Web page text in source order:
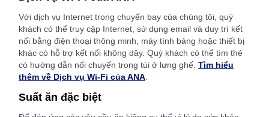
Với dịch vụ Internet trong chuyến bay của chúng tôi, quý
khách có thể truy cập Internet, sử dụng email và duy trì kết
nối bằng điện thoại thông minh, máy tính bảng hoặc thiết bị
khác có hỗ trợ kết nối không dây. Quý khách có thể tìm thẻ
có hướng dẫn nối chuyến trong túi ở lưng ghế. Tìm hiểu
thêm về Dịch vụ Wi-Fi của ANA.
Suất ăn đặc biệt